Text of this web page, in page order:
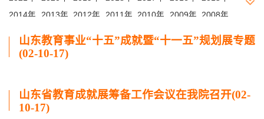
2014年
2013年 2012年 2011年 2010年 2009年
2008年
山东教育事业“十五”成就暨“十一五”规划展专题
(02-10-17)
山东省教育成就展筹备工作会议在我院召开(02-
10-17)